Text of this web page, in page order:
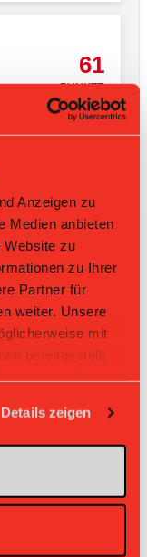
Anzeigen zu
Medien anbieten
Website zu
zu Ihrer
Partner für
weiter. Unsere
mit
bereitgestellt
Details zeigen